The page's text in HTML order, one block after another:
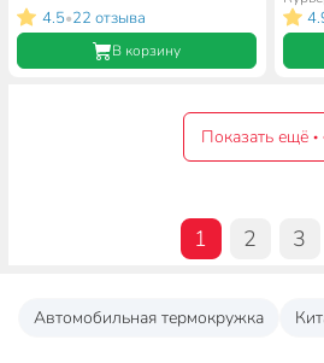
4.5•22 отзыва
В корзину
Показать ещё
1 2 3
Автомобильная термокружка